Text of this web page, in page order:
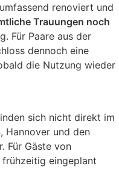
renoviert und
Trauungen noch
Für Paare aus der
dennoch eine
die Nutzung wieder
sich nicht direkt im
Hannover und den
Für Gäste von
eingeplant